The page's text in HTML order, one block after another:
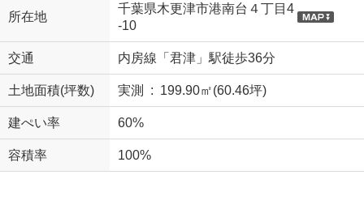
所在地
千葉県木更津市港南台４丁目4
-10
交通 内房線「君津」駅徒歩36分
土地面積(坪数) 実測 : 199.90㎡(60.46坪)
建ぺい率 60%
容積率 100%